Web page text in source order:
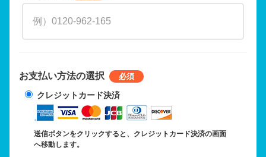
お支払い方法の選択
クレジットカード決済
送信ボタンをクリックすると、クレジットカード決済の画面
へ移動します。